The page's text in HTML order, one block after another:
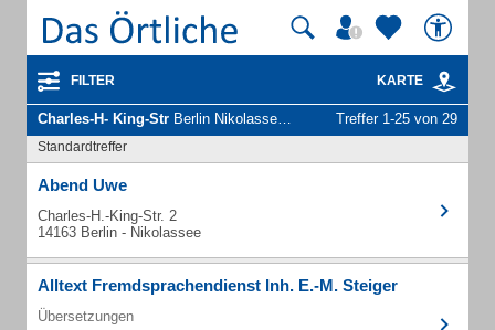
FILTER KARTE
Charles-H- King-Str Berlin Nikolassee - Unternehmen und Personen Treffer 1-25 von 29
Standardtreffer
Abend Uwe
Charles-H.-King-Str. 2
14163 Berlin - Nikolassee
Alltext Fremdsprachendienst Inh. E.-M. Steiger
Übersetzungen